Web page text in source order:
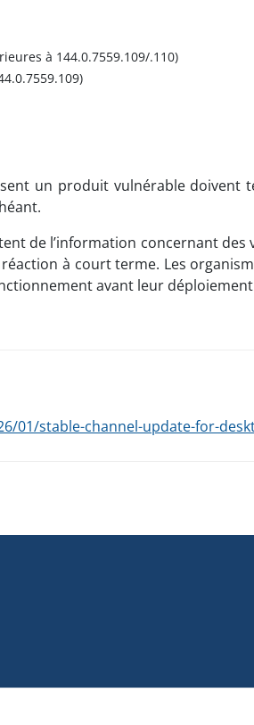
à 144.0.7559.109/.110)
un produit vulnérable
de l’information concernant
à court terme. Les
avant leur
01/stable-channel-update-for-